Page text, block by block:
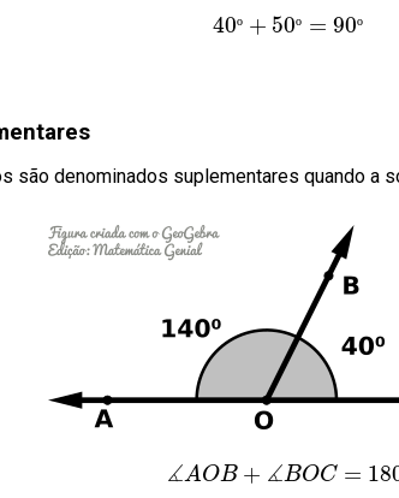
40º + 50º = 90º
são denominados suplementares quando a
∡AOB + ∡BOC =